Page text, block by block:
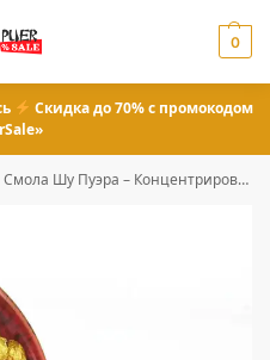
0
Скидка до 70% с промокодом
Смола Шу Пуэра – Концентрированный чай Пуэр 0,5 грамм